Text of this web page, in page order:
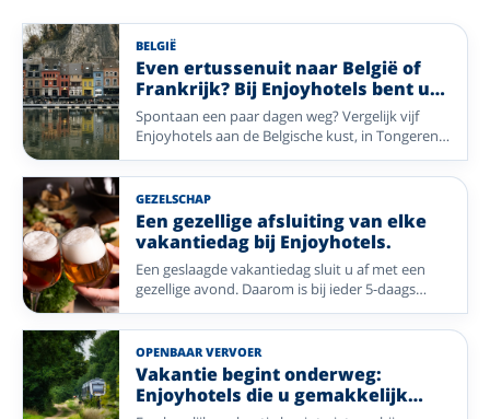
BELGIË
Even ertussenuit naar België of
Frankrijk? Bij Enjoyhotels bent u
altijd welkom.
Spontaan een paar dagen weg? Vergelijk vijf
Enjoyhotels aan de Belgische kust, in Tongeren
en de Ardennen of in de Franse Elzas, allemaal
met een 5-daags alles-inclusief-arrangement.
GEZELSCHAP
Een gezellige afsluiting van elke
vakantiedag bij Enjoyhotels.
Een geslaagde vakantiedag sluit u af met een
gezellige avond. Daarom is bij ieder 5-daags
alles-inclusief-arrangement van Enjoyhotels een
avondprogramma inbegrepen. Van live muziek
en bingo tot een ontspannen wandeling of een
wijnproeverij: elk hotel geeft hier zijn eigen
invulling aan. Op deze pagina vergelijkt u acht
hotels in Nederland, België en Duitsland met
OPENBAAR VERVOER
Vakantie begint onderweg:
Enjoyhotels die u gemakkelijk